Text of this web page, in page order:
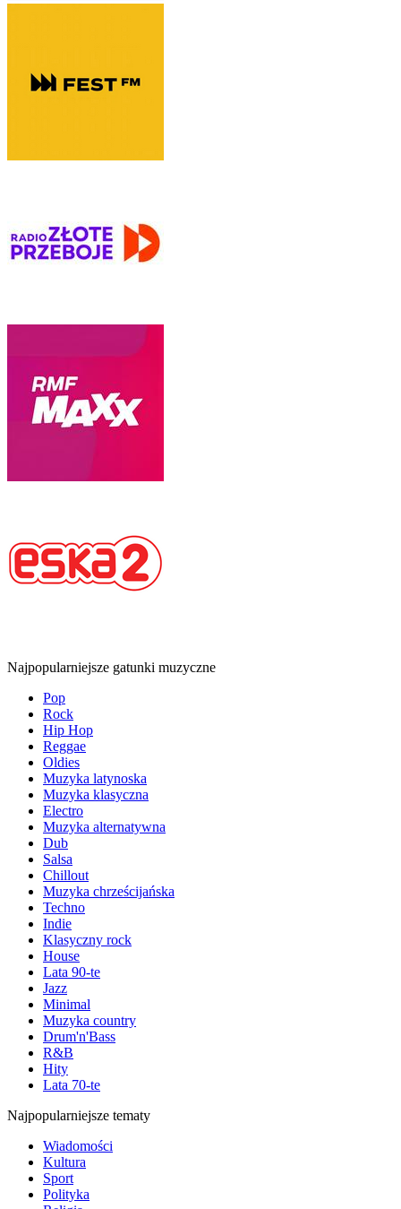
Najpopularniejsze gatunki muzyczne
Pop
Rock
Hip Hop
Reggae
Oldies
Muzyka latynoska
Muzyka klasyczna
Electro
Muzyka alternatywna
Dub
Salsa
Chillout
Muzyka chrześcijańska
Techno
Indie
Klasyczny rock
House
Lata 90-te
Jazz
Minimal
Muzyka country
Drum'n'Bass
R&B
Hity
Lata 70-te
Najpopularniejsze tematy
Wiadomości
Kultura
Sport
Polityka